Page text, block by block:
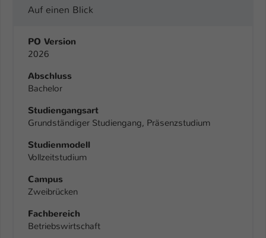
Auf einen Blick
PO Version
2026
Abschluss
Bachelor
Studiengangsart
Grundständiger Studiengang, Präsenzstudium
Studienmodell
Vollzeitstudium
Campus
Zweibrücken
Fachbereich
Betriebswirtschaft